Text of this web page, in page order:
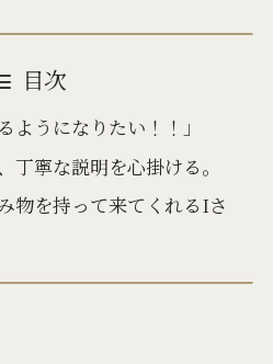
目次
ようになりたい！！」
丁寧な説明を心掛ける。
物を持って来てくれるIさ